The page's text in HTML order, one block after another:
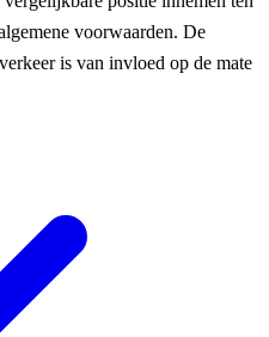
voorwaarden. De
is van invloed op de mate